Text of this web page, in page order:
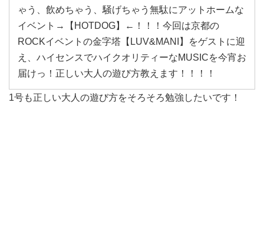
ゃう、飲めちゃう、騒げちゃう無駄にアットホームな
イベント→【HOTDOG】←！！！今回は京都の
ROCKイベントの金字塔【LUV&MANI】をゲストに迎
え、ハイセンスでハイクオリティーなMUSICを今宵お
届けっ！正しい大人の遊び方教えます！！！！
1号も正しい大人の遊び方をそろそろ勉強したいです！